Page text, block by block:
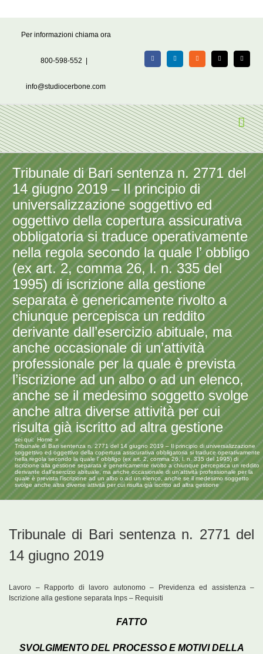
Per informazioni chiama ora
800-598-552
info@studiocerbone.com
FacebookLinkedIn Rss X Email
Tribunale di Bari sentenza n. 2771 del
14 giugno 2019 – Il principio di
universalizzazione soggettivo ed
oggettivo della copertura assicurativa
obbligatoria si traduce operativamente
nella regola secondo la quale l’ obbligo
(ex art. 2, comma 26, l. n. 335 del
1995) di iscrizione alla gestione
separata è genericamente rivolto a
chiunque percepisca un reddito
derivante dall’esercizio abituale, ma
anche occasionale di un’attività
professionale per la quale è prevista
l’iscrizione ad un albo o ad un elenco,
anche se il medesimo soggetto svolge
anche altra diverse attività per cui
risulta già iscritto ad altra gestione
sei qui: Home
Tribunale di Bari sentenza n. 2771 del 14 giugno 2019 – Il principio di universalizzazione
soggettivo ed oggettivo della copertura assicurativa obbligatoria si traduce operativamente
nella regola secondo la quale l’ obbligo (ex art. 2, comma 26, l. n. 335 del 1995) di
iscrizione alla gestione separata è genericamente rivolto a chiunque percepisca un reddito
derivante dall’esercizio abituale, ma anche occasionale di un’attività professionale per la
quale è prevista l’iscrizione ad un albo o ad un elenco, anche se il medesimo soggetto
svolge anche altra diverse attività per cui risulta già iscritto ad altra gestione
Tribunale di Bari sentenza n. 2771 del
14 giugno 2019
Lavoro – Rapporto di lavoro autonomo – Previdenza ed assistenza –
Iscrizione alla gestione separata Inps – Requisiti
FATTO
SVOLGIMENTO DEL PROCESSO E MOTIVI DELLA